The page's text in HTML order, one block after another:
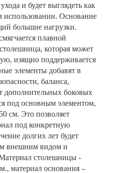
и будет выглядеть как
использовании. Основание
большие нагрузки.
плавной
которая может
изящно поддерживается
элементы добавят в
баланса,
дополнительных боковых
под основным элементом,
см. Это позволяет
под конкретную
долгих лет будет
внешним видом и
столешницы -
материал основания –